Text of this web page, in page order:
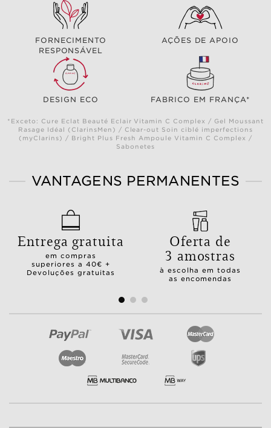
FORNECIMENTO
RESPONSÁVEL
AÇÕES DE APOIO
DESIGN ECO FABRICO EM FRANÇA*
*Exceto: Cure Eclat Beauté Eclair Vitamin C Complex / Gel Moussant
Rasage Idéal (ClarinsMen) / Clear-out Soin ciblé imperfections
(myClarins) / Bright Plus Fresh Ampoule Vitamin C Complex /
Sabonetes
VANTAGENS PERMANENTES
Entrega gratuita
em compras
superiores a 40€ +
Devoluções gratuitas
Oferta de
3 amostras
à escolha em todas
as encomendas